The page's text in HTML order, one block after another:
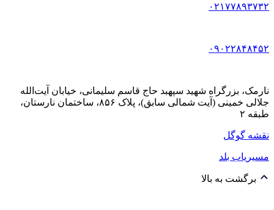
۰۲۱۷۷۸۹۳۷۳۲
۰۹۰۲۲۸۴۸۴۵۲
نارمک، بزرگراه شهید سپهبد حاج قاسم سلیمانی، خیابان آیت‌الله
جلالی خمینی (آیت شمالی سابق)، پلاک ۸۵۶، ساختمان نارستان،
طبقه ۲
نقشه گوگل
مسیریاب بلد
برگشت به بالا